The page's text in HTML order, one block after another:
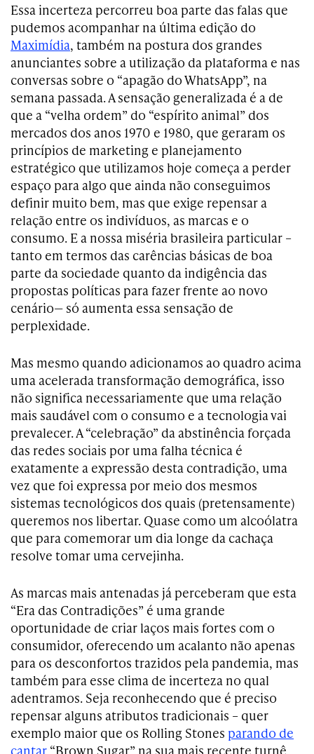
Essa incerteza percorreu boa parte das falas que
pudemos acompanhar na última edição do
Maximídia, também na postura dos grandes
anunciantes sobre a utilização da plataforma e nas
conversas sobre o “apagão do WhatsApp”, na
semana passada. A sensação generalizada é a de
que a “velha ordem” do “espírito animal” dos
mercados dos anos 1970 e 1980, que geraram os
princípios de marketing e planejamento
estratégico que utilizamos hoje começa a perder
espaço para algo que ainda não conseguimos
definir muito bem, mas que exige repensar a
relação entre os indivíduos, as marcas e o
consumo. E a nossa miséria brasileira particular –
tanto em termos das carências básicas de boa
parte da sociedade quanto da indigência das
propostas políticas para fazer frente ao novo
cenário— só aumenta essa sensação de
perplexidade.
Mas mesmo quando adicionamos ao quadro acima
uma acelerada transformação demográfica, isso
não significa necessariamente que uma relação
mais saudável com o consumo e a tecnologia vai
prevalecer. A “celebração” da abstinência forçada
das redes sociais por uma falha técnica é
exatamente a expressão desta contradição, uma
vez que foi expressa por meio dos mesmos
sistemas tecnológicos dos quais (pretensamente)
queremos nos libertar. Quase como um alcoólatra
que para comemorar um dia longe da cachaça
resolve tomar uma cervejinha.
As marcas mais antenadas já perceberam que esta
“Era das Contradições” é uma grande
oportunidade de criar laços mais fortes com o
consumidor, oferecendo um acalanto não apenas
para os desconfortos trazidos pela pandemia, mas
também para esse clima de incerteza no qual
adentramos. Seja reconhecendo que é preciso
repensar alguns atributos tradicionais – quer
exemplo maior que os Rolling Stones parando de
cantar “Brown Sugar” na sua mais recente turnê